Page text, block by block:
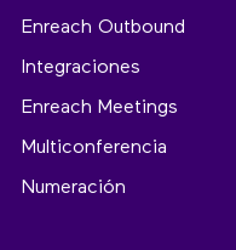
Enreach Outbound
Integraciones
Enreach Meetings
Multiconferencia
Numeración